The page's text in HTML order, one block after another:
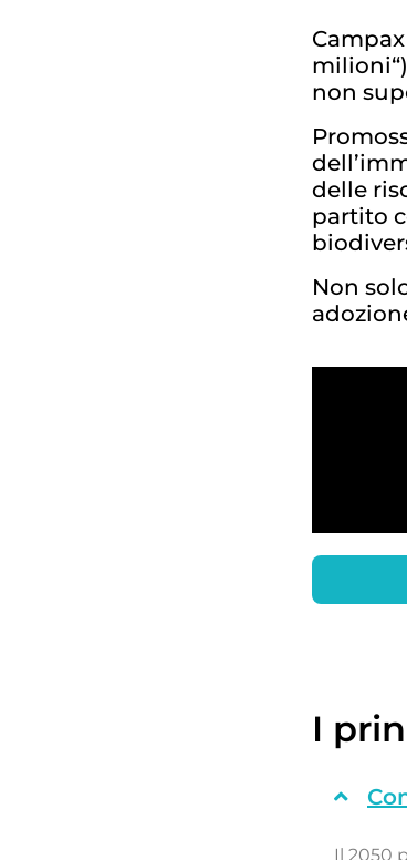
non
delle
partito
Non
I
Il 2050